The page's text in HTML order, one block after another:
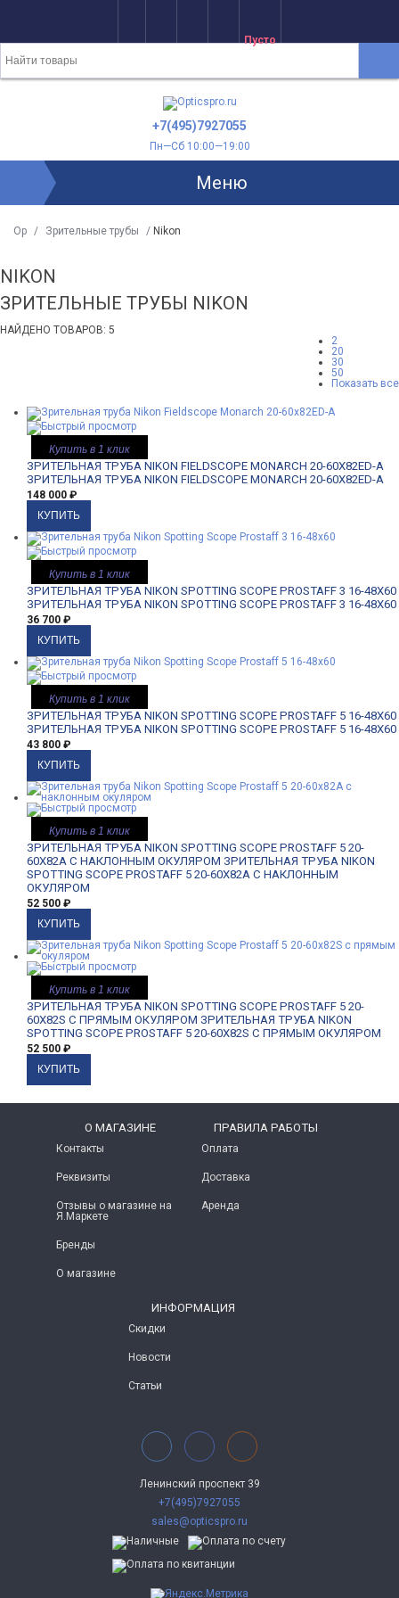
Пусто
+7(495)7927055
Пн—Сб 10:00—19:00
Меню
Op / Зрительные трубы / Nikon
NIKON
ЗРИТЕЛЬНЫЕ ТРУБЫ NIKON
НАЙДЕНО ТОВАРОВ: 5
2
20
30
50
Показать все
Купить в 1 клик
ЗРИТЕЛЬНАЯ ТРУБА NIKON FIELDSCOPE MONARCH 20-60X82ED-A
ЗРИТЕЛЬНАЯ ТРУБА NIKON FIELDSCOPE MONARCH 20-60X82ED-A
148 000 ₽
Купить в 1 клик
ЗРИТЕЛЬНАЯ ТРУБА NIKON SPOTTING SCOPE PROSTAFF 3 16-48X60
ЗРИТЕЛЬНАЯ ТРУБА NIKON SPOTTING SCOPE PROSTAFF 3 16-48X60
36 700 ₽
Купить в 1 клик
ЗРИТЕЛЬНАЯ ТРУБА NIKON SPOTTING SCOPE PROSTAFF 5 16-48X60
ЗРИТЕЛЬНАЯ ТРУБА NIKON SPOTTING SCOPE PROSTAFF 5 16-48X60
43 800 ₽
Купить в 1 клик
ЗРИТЕЛЬНАЯ ТРУБА NIKON SPOTTING SCOPE PROSTAFF 5 20-
60X82A С НАКЛОННЫМ ОКУЛЯРОМ ЗРИТЕЛЬНАЯ ТРУБА NIKON
SPOTTING SCOPE PROSTAFF 5 20-60X82A С НАКЛОННЫМ
ОКУЛЯРОМ
52 500 ₽
Купить в 1 клик
ЗРИТЕЛЬНАЯ ТРУБА NIKON SPOTTING SCOPE PROSTAFF 5 20-
60X82S С ПРЯМЫМ ОКУЛЯРОМ ЗРИТЕЛЬНАЯ ТРУБА NIKON
SPOTTING SCOPE PROSTAFF 5 20-60X82S С ПРЯМЫМ ОКУЛЯРОМ
52 500 ₽
O МАГАЗИНЕ
Контакты
Реквизиты
Отзывы о магазине на
Я.Маркете
Бренды
О магазине
ПРАВИЛА РАБОТЫ
Оплата
Доставка
Аренда
ИНФОРМАЦИЯ
Скидки
Новости
Статьи
Ленинский проспект 39
+7(495)7927055
sales@opticspro.ru